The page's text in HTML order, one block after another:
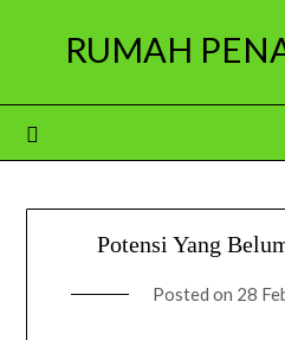
RUMAH
Potensi Yang
Posted on 28